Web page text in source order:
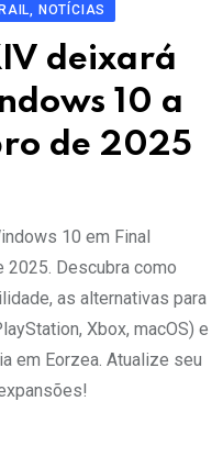
NOTÍCIAS
deixará
10 a
de 2025
10 em Final
2025. Descubra como
as alternativas para
Xbox, macOS) e
em Eorzea. Atualize seu